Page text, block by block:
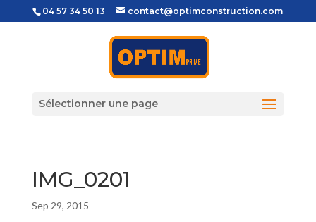
04 57 34 50 13 contact@optimconstruction.com
Sélectionner une page
IMG_0201
Sep 29, 2015